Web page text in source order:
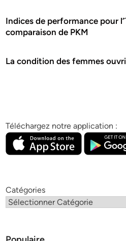
Indices de performance pour
comparaison de PKM
La condition des femmes
Téléchargez notre application :
Catégories